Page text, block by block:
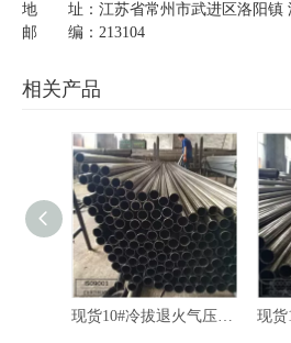
地 址：江苏省常州市武进区洛阳镇
邮 编：213104
相关产品
现货10#冷拔退火气压棒精密无缝管